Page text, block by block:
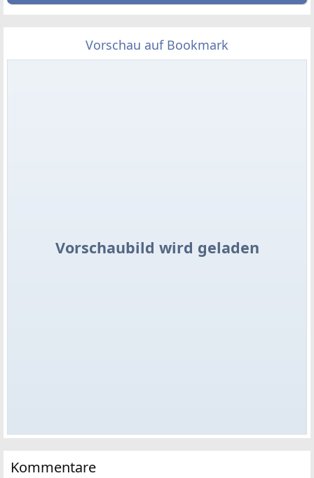
Vorschau auf Bookmark
Vorschaubild wird geladen
Kommentare